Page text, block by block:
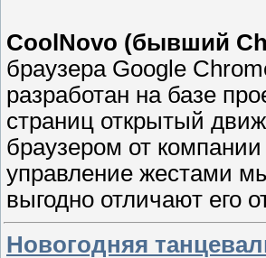
CoolNovo (бывший
браузера Google
разработан на базе
страниц открытый
браузером от
управление жестами
выгодно отличают его
Новогодняя